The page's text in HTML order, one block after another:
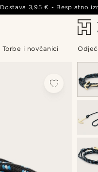
Torbe i novčanici
Dostava 3,95 € - Besplatno